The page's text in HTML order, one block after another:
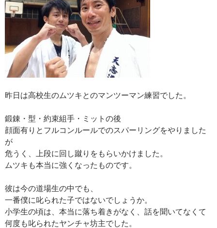
昨日は高校生のムツキとのマンツーマン練習でした。
鍛錬・型・約束組手・ミットの後
顔面有りとフルコンルールでのスパーリングをやりました
が
危うく、上段に回し蹴りをもらいかけました。
ムツキも本当に強くなったものです。
彼は今の道場生の中でも、
一番僕に叱られた子ではないでしょうか。
小学生の頃は、本当に落ち着きがなく、話を聞いてなくて
何度も叱られたヤンチャ坊主でした。